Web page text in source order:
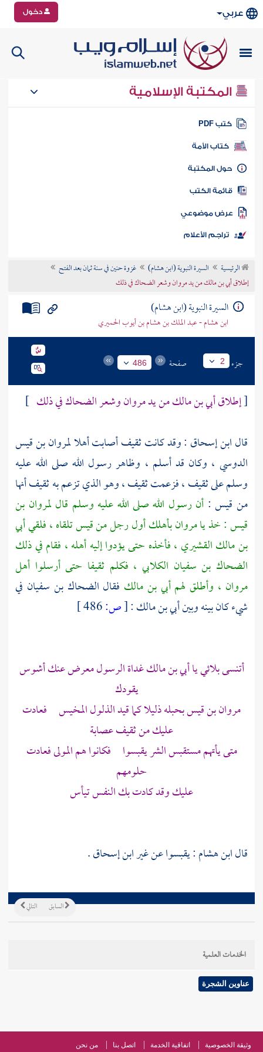
عربي دخول
المكتبة الإسلامية
كتب PDF
كتاب الأمة
المكتبة
الكتب
موضوعي
تراجم الأعلام
الرئيسية السيرة النبوية (ابن هشام)
غزوة حنين في سنة ثمان بعد الفتح
إطلاق أبي بن مالك من يد مروان وشعر الضحاك في ذلك
السيرة النبوية (ابن هشام)
ابن هشام - عبد الملك بن هشام بن أيوب الحميري
جزء 2 صفحة 486
[إطلاق أبي بن مالك من يد مروان وشعر الضحاك في ذلك ]
قالابن إسحاق : وقد كانتثقيفأصابت أهلالمروان بن قيس
الدوسي ، وكان قد أسلم ، وظاهر رسول الله صلى الله عليه
وسلم علىثقيف، فزعمتثقيف، وهو الذي تزعم بهثقيفأنها
من قيس : أن رسول الله صلى الله عليه وسلم قاللمروان بن
قيس: خذ يامروانبأهلك أول رجل منقيستلقاه ، فلقيأبي
بن مالك القشيري ، فأخذه حتى يؤدوا إليه أهله ، فقام في ذلك
الضحاك بن سفيان الكلابي ، فكلم ثقيفا حتى أرسلوا أهل
مروان ، وأطلق لهمأبي بن مالك فقال الضحاك بن سفيان في
شيء كان بينه وبينأبي بن مالك:
[ص:
أتنسى بلائي ياأبي بن مالكغداة الرسول معرض عنك أشوس
يقودك
مروان بن قيسبحبله ذليلا كما قيد الذلول المخيس فعادت
عليك منثقيفعصابة
متى يأتهم مستقبس الشر يقبسوا فكانوا هم المولى فعادت
حلومهم
عليك وقد كادت بك النفس تيأس
قالابن هشام: يقبسوا عن غيرابن إسحاق.
التالي السابق
الخدمات العلمية
عناوين الشجرة
وثيقة الخصوصية اتفاقية الخدمة اتصل بنا من نحن